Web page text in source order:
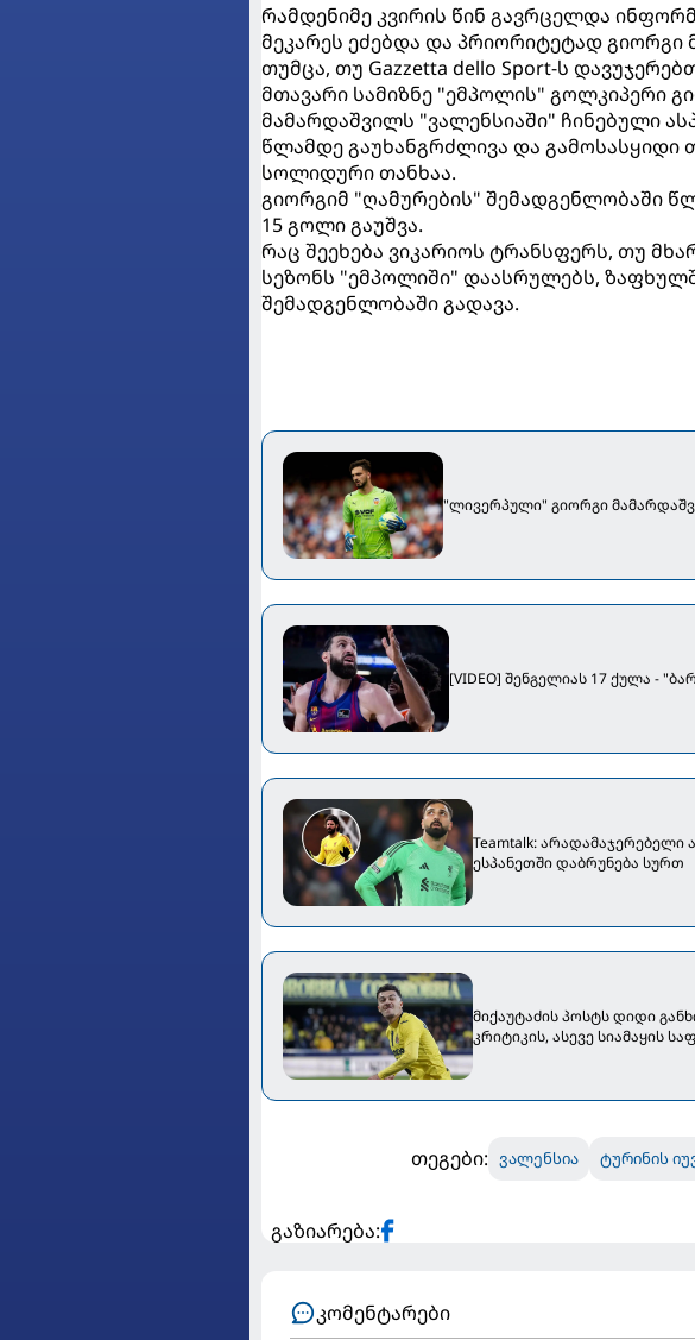
რამდენიმე კვირის წინ გავრცელდა
მეკარეს ეძებდა და პრიორიტეტად
თუმცა, თუ Gazzetta dello Sport-ს
მთავარი სამიზნე "ემპოლის" გოლკიპერი
მამარდაშვილს "ვალენსიაში" ჩინებული
წლამდე გაუხანგრძლივა და გამოსასყიდი
სოლიდური თანხაა.
გიორგიმ "ღამურების" შემადგენლობაში
15 გოლი გაუშვა.
რაც შეეხება ვიკარიოს ტრანსფერს, თუ
სეზონს "ემპოლიში" დაასრულებს,
შემადგენლობაში გადავა.
"ლივერპული" გიორგი
[VIDEO] შენგელიას 17 ქულა -
Teamtalk:
ესპანეთში დაბრუნება სურთ
მიქაუტაძის პოსტს დიდი
კრიტიკის, ასევე სიამაყის
თეგები: ვალენსია ტურინის
გაზიარება:
კომენტარები